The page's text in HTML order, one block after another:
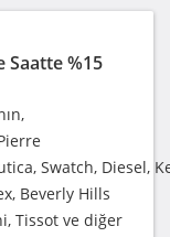
Saatte %15
Swatch, Diesel,
Beverly Hills
Tissot ve diğer